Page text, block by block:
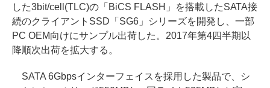
した3bit/cell(TLC)の「BiCS FLASH」を搭載したSATA接
続のクライアントSSD「SG6」シリーズを開発し、一部
PC OEM向けにサンプル出荷した。2017年第4四半期以
降順次出荷を拡大する。
SATA 6Gbpsインターフェイスを採用した製品で、シ